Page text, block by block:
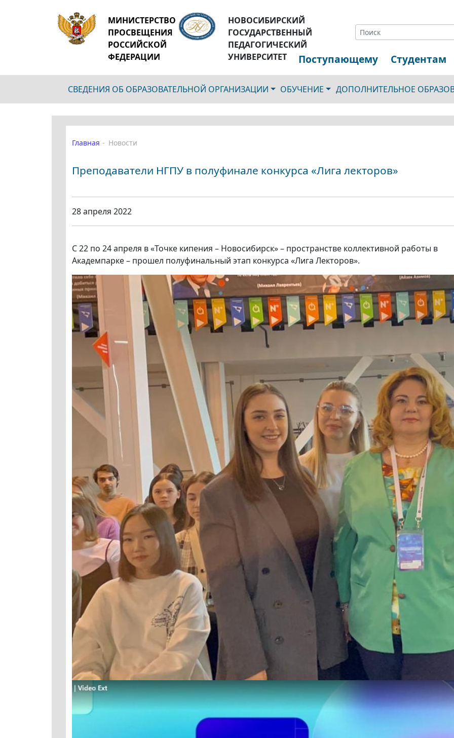
МИНИСТЕРСТВО
ПРОСВЕЩЕНИЯ
РОССИЙСКОЙ
ФЕДЕРАЦИИ
НОВОСИБИРСКИЙ
ГОСУДАРСТВЕННЫЙ
ПЕДАГОГИЧЕСКИЙ
УНИВЕРСИТЕТ
Поступающему Студентам
СВЕДЕНИЯ ОБ ОБРАЗОВАТЕЛЬНОЙ ОРГАНИЗАЦИИ ОБУЧЕНИЕ ДОПОЛНИТЕЛЬНОЕ
Главная Новости
Преподаватели НГПУ в полуфинале конкурса «Лига лекторов»
28 апреля 2022
С 22 по 24 апреля в «Точке кипения – Новосибирск» – пространстве коллективной работы в
Академпарке – прошел полуфинальный этап конкурса «Лига Лекторов».